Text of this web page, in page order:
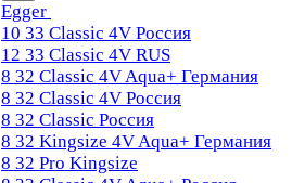
Egger
10 33 Classic 4V Россия
12 33 Classic 4V RUS
8 32 Classic 4V Aqua+ Германия
8 32 Classic 4V Россия
8 32 Classic Россия
8 32 Kingsize 4V Aqua+ Германия
8 32 Pro Kingsize